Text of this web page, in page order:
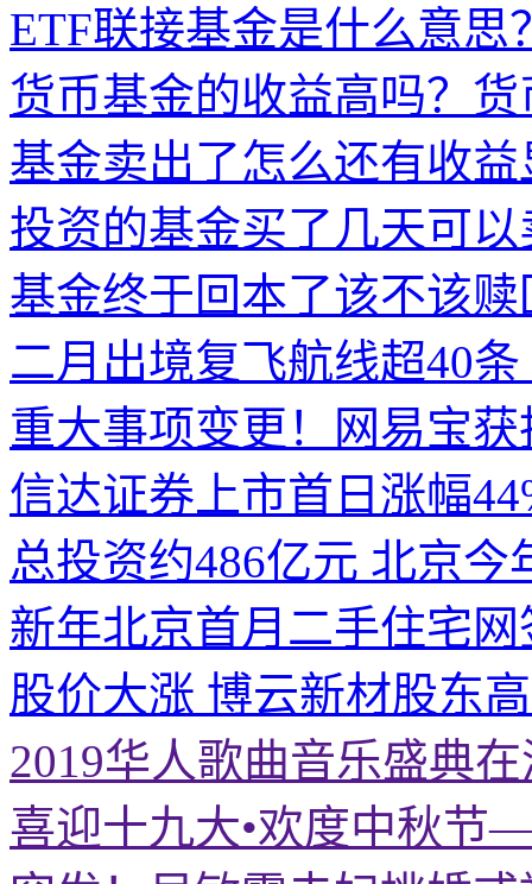
ETF联接基金是什么意思
货币基金的收益高吗？
基金卖出了怎么还有收
投资的基金买了几天可
基金终于回本了该不该
二月出境复飞航线超40
重大事项变更！网易宝
信达证券上市首日涨幅
总投资约486亿元 北京今
新年北京首月二手住宅
股价大涨 博云新材股东
2019华人歌曲音乐盛典
喜迎十九大•欢度中秋节